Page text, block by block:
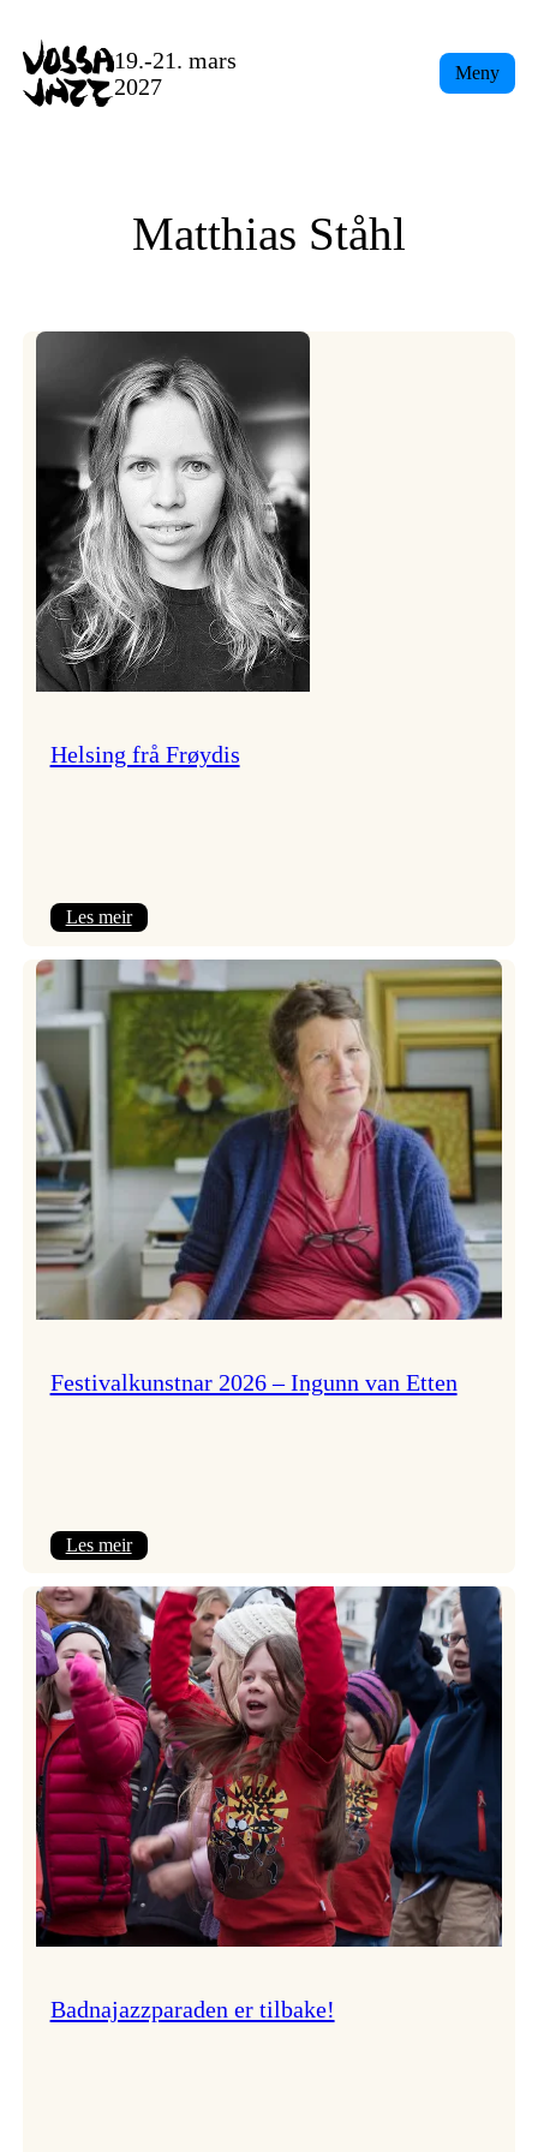
content
19.-21. mars
2027
Meny
Matthias Ståhl
Helsing frå Frøydis
Les meir:
frå
Frøydis
Festivalkunstnar 2026 – Ingunn van Etten
Les meir:
2026
–
Ingunn van Etten
Badnajazzparaden er tilbake!